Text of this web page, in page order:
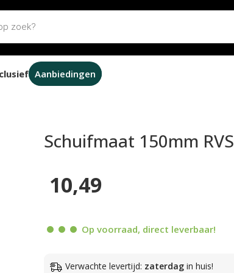
Aanbiedingen
Schuifmaat 150mm RVS
10,49
Op voorraad, direct leverbaar!
Verwachte levertijd: zaterdagin huis!